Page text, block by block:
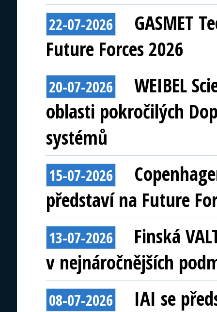
22-07-2026
GASMET
Future Forces 2026
20-07-2026
WEIBEL
oblasti pokročilých
systémů
15-07-2026
představí na Future
13-07-2026
Finská
v nejnáročnějších
08-07-2026 IAI se